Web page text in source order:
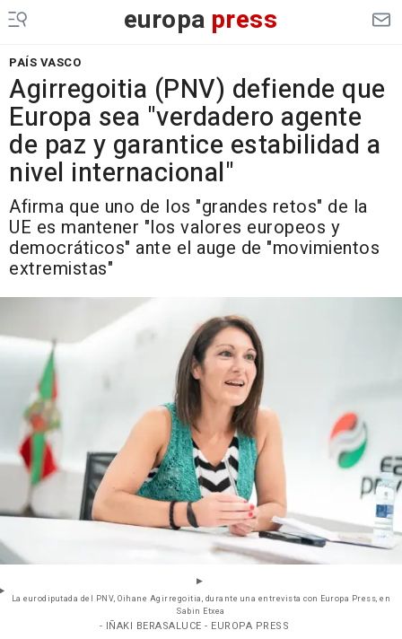
europa press
PAÍS VASCO
Agirregoitia (PNV) defiende que
Europa sea "verdadero agente
de paz y garantice estabilidad a
nivel internacional"
Afirma que uno de los "grandes retos" de la
UE es mantener "los valores europeos y
democráticos" ante el auge de "movimientos
extremistas"
La eurodiputada del PNV, Oihane Agirregoitia, durante una entrevista con Europa Press, en
Sabin Etxea
- IÑAKI BERASALUCE - EUROPA PRESS